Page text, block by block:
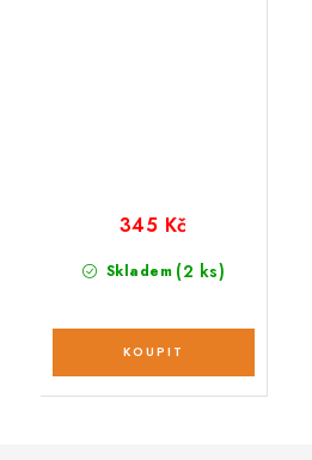
Skladem (2 ks)
345 Kč